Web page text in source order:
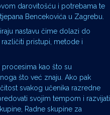
darovitošću i potrebama te
Bencekovića u Zagrebu.
nastavu čime dolazi do
pristupi, metode i
procesima kao što su
što već znaju. Ako pak
svakog učenika razredne
svojim tempom i razvijati
Radne skupine za